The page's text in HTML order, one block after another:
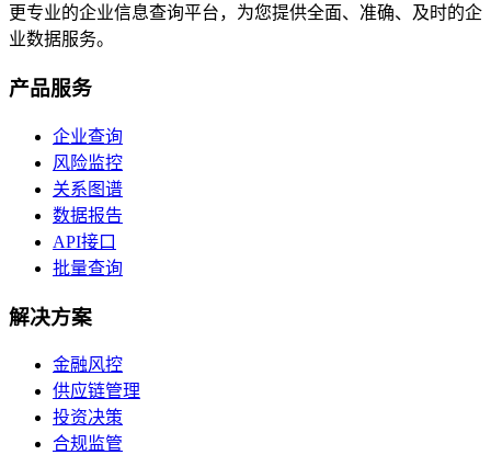
更专业的企业信息查询平台，为您提供全面、准确、及时的企
业数据服务。
产品服务
企业查询
风险监控
关系图谱
数据报告
API接口
批量查询
解决方案
金融风控
供应链管理
投资决策
合规监管